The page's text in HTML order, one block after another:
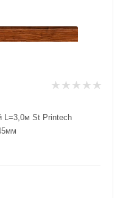
L=3,0м St Printech